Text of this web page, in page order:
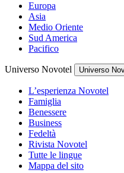
Europa
Asia
Medio Oriente
Sud America
Pacifico
Universo Novotel Universo
L’esperienza Novotel
Famiglia
Benessere
Business
Fedeltà
Rivista Novotel
Tutte le lingue
Mappa del sito